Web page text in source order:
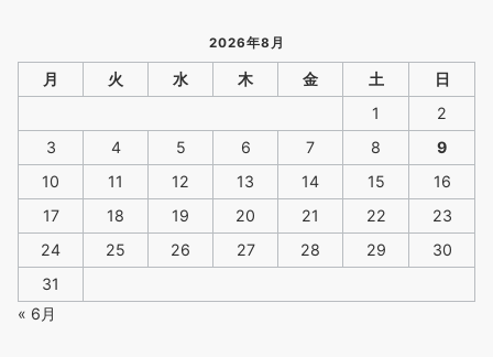
ゴルフが好きな人に社交ダンスをおすすめする理由｜大人の次の
趣味として最適な選択
2026年8月
月 火 水 木 金 土
日
1
2
3
4 5 6 7 8
9
10
11 12 13 14 15
16